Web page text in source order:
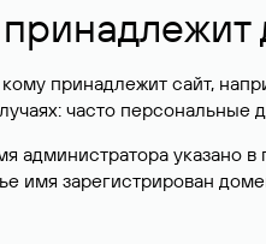
кому принадлежит сайт,
часто персональные
администратора указано
имя зарегистрирован